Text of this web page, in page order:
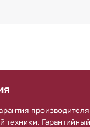
техники.